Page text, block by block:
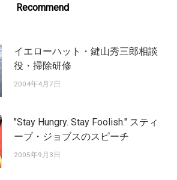
Recommend
イエローハット・鍵山秀三郎相談
役・掃除研修
2004年4月7日
"Stay Hungry. Stay Foolish." スティ
ーブ・ジョブスのスピーチ
2005年9月3日